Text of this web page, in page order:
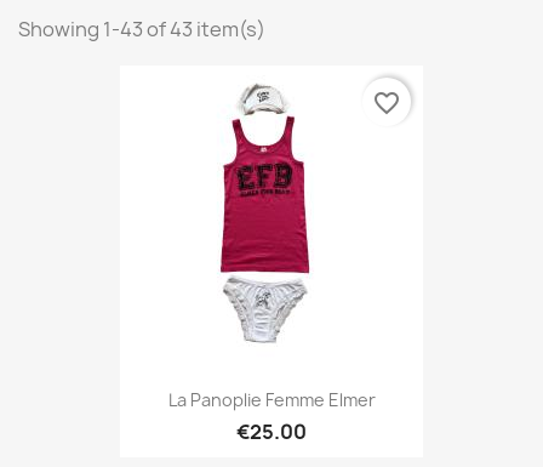
Showing 1-43 of 43 item(s)
La Panoplie Femme Elmer
€25.00
favorite_border